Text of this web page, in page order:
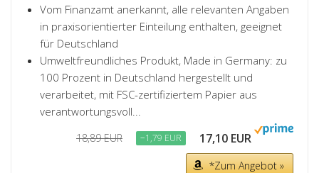
Vom Finanzamt anerkannt, alle relevanten Angaben
in praxisorientierter Einteilung enthalten, geeignet
für Deutschland
Umweltfreundliches Produkt, Made in Germany: zu
100 Prozent in Deutschland hergestellt und
verarbeitet, mit FSC-zertifiziertem Papier aus
verantwortungsvoll...
18,89 EUR −1,79 EUR 17,10 EUR
*Zum Angebot »